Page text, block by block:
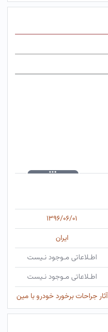
۱۳۹۶/۰۶/۰۱
ایران
اطـلاعاتی مـوجود نـیست
اطـلاعاتی مـوجود نـیست
آثار جراحات برخورد خودرو با مین